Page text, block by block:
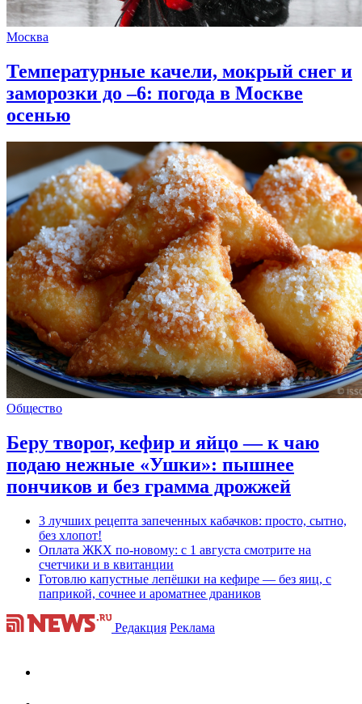
Москва
Температурные качели, мокрый снег и
заморозки до –6: погода в Москве
осенью
Общество
Беру творог, кефир и яйцо — к чаю
подаю нежные «Ушки»: пышнее
пончиков и без грамма дрожжей
3 лучших рецепта запеченных кабачков: просто, сытно,
без хлопот!
Оплата ЖКХ по-новому: с 1 августа смотрите на
счетчики и в квитанции
Готовлю капустные лепёшки на кефире — без яиц, с
паприкой, сочнее и ароматнее драников
Редакция Реклама